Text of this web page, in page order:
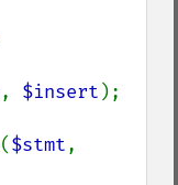
, $insert );
($stmt